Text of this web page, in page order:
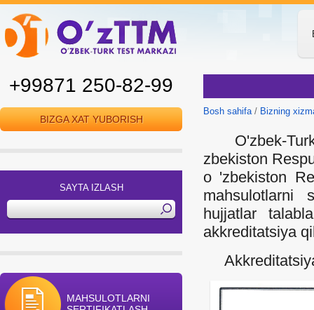
+99871 250-82-99
BIZGA XAT YUBORISH
SAYTA IZLASH
MAHSULOTLARNI
Bosh sahifa/ Bizning
O'zbek-Turk
zbekiston
o 'zbekiston
mahsulotlarni
hujjatlar
akkreditatsiya